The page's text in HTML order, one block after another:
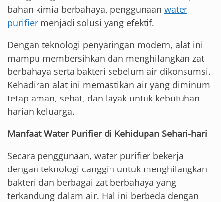
bahan kimia berbahaya, penggunaan water
purifier menjadi solusi yang efektif.
Dengan teknologi penyaringan modern, alat ini
mampu membersihkan dan menghilangkan zat
berbahaya serta bakteri sebelum air dikonsumsi.
Kehadiran alat ini memastikan air yang diminum
tetap aman, sehat, dan layak untuk kebutuhan
harian keluarga.
Manfaat Water Purifier di Kehidupan Sehari-hari
Secara penggunaan, water purifier bekerja
dengan teknologi canggih untuk menghilangkan
bakteri dan berbagai zat berbahaya yang
terkandung dalam air. Hal ini berbeda dengan